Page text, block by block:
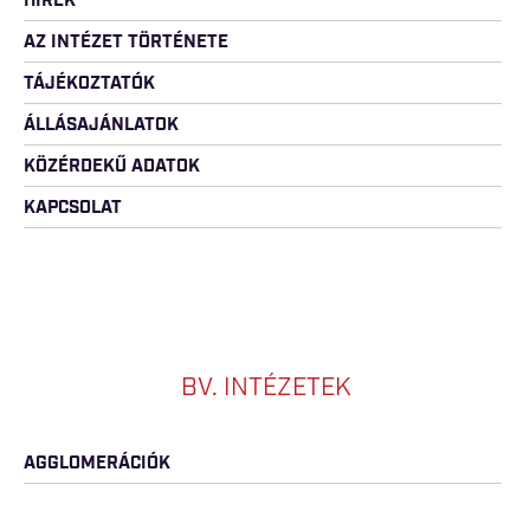
AZ INTÉZET TÖRTÉNETE
TÁJÉKOZTATÓK
ÁLLÁSAJÁNLATOK
KÖZÉRDEKŰ ADATOK
KAPCSOLAT
BV. INTÉZETEK
AGGLOMERÁCIÓK